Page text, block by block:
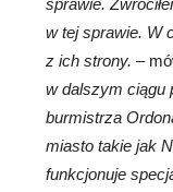
sprawie.
w tej sprawie. W
z ich strony. –
w dalszym ciągu
burmistrza
miasto takie jak
funkcjonuje